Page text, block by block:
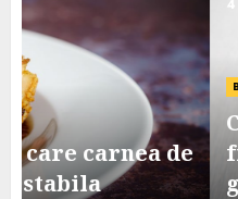
Bucatar de ocazie
Cele mai
fresh pentru un
gustos